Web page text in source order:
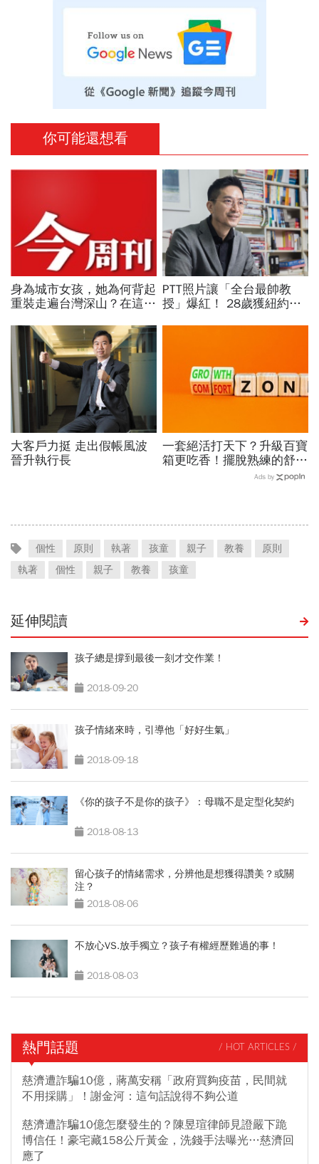
你可能還想看
身為城市女孩，她為何背起
重裝走遍台灣深山？在這座
到人生答案
PTT照片讓「全台最帥教
授」爆紅！ 28歲獲紐約名
大客戶力挺 走出假帳風波
晉升執行長
一套絕活打天下？升級百寶
箱更吃香！擺脫熟練的舒適
圈，跳出越做越窄的專業陷
Ads by
個性 原則 執著 孩童 親子 教養
原則
執著
個性 親子 教養 孩童
延伸閱讀
孩子總是撐到最後一刻才交作業！
2018-09-20
孩子情緒來時，引導他「好好生氣」
2018-09-18
《你的孩子不是你的孩子》：母職不是定型化契約
2018-08-13
留心孩子的情緒需求，分辨他是想獲得讚美？或關
注？
2018-08-06
不放心VS.放手獨立？孩子有權經歷難過的事！
2018-08-03
熱門話題 / HOT ARTICLES /
慈濟遭詐騙10億，蔣萬安稱「政府買夠疫苗，民間就
不用採購」！謝金河：這句話說得不夠公道
慈濟遭詐騙10億怎麼發生的？陳昱瑄律師見證嚴下跪
博信任！豪宅藏158公斤黃金，洗錢手法曝光…慈濟回
應了